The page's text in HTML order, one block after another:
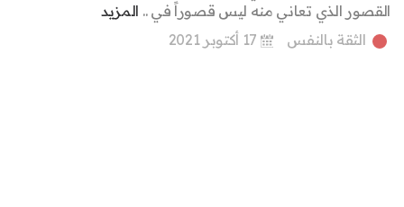
القصور الذي تعاني منه ليس قصوراً في .. المزيد
الثقة بالنفس